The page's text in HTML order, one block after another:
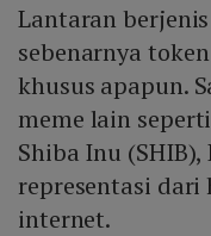
Lantaran
sebenarnya
khusus apapun.
meme lain
Shiba Inu
representasi dari
internet.